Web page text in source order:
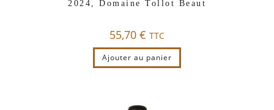
2024, Domaine Tollot Beaut
55,70 € TTC
Ajouter au panier